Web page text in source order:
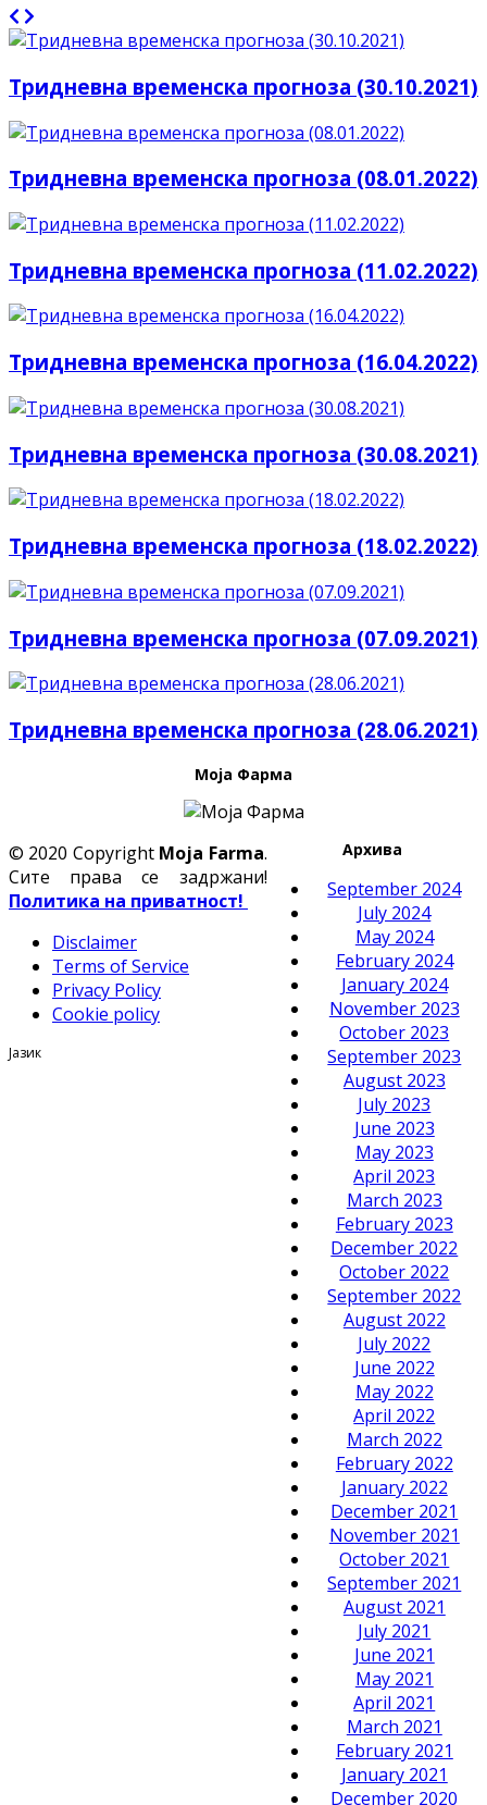
Тридневна временска прогноза (30.10.2021)
Тридневна временска прогноза (08.01.2022)
Тридневна временска прогноза (11.02.2022)
Тридневна временска прогноза (16.04.2022)
Тридневна временска прогноза (30.08.2021)
Тридневна временска прогноза (18.02.2022)
Тридневна временска прогноза (07.09.2021)
Тридневна временска прогноза (28.06.2021)
Моја Фарма
Архива
September 2024
July 2024
May 2024
February 2024
January 2024
November 2023
October 2023
September 2023
August 2023
July 2023
June 2023
May 2023
April 2023
March 2023
February 2023
December 2022
October 2022
September 2022
August 2022
July 2022
June 2022
May 2022
April 2022
March 2022
February 2022
January 2022
December 2021
November 2021
October 2021
September 2021
August 2021
July 2021
June 2021
May 2021
April 2021
March 2021
February 2021
January 2021
December 2020
© 2020 Copyright Moja Farma.
Сите права се задржани!
Политика на приватност!
Disclaimer
Terms of Service
Privacy Policy
Cookie policy
Јазик